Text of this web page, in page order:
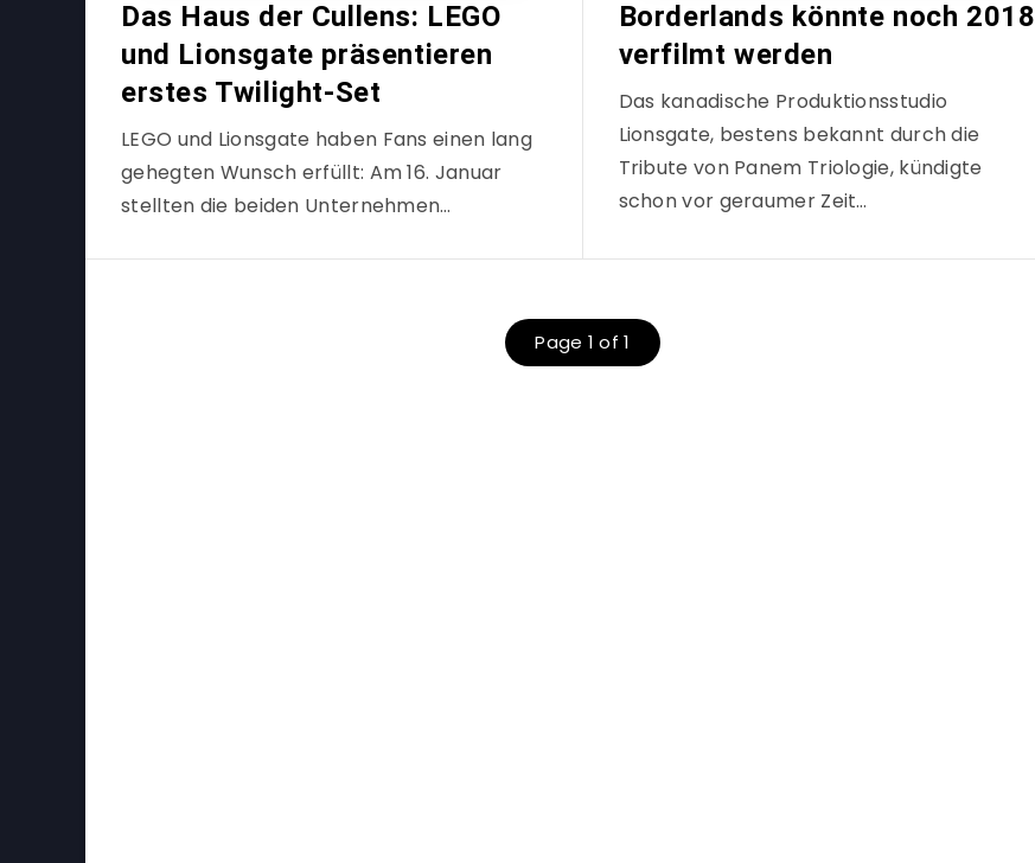
Das Haus der Cullens: LEGO
und Lionsgate präsentieren
erstes Twilight-Set
LEGO und Lionsgate haben Fans einen lang
gehegten Wunsch erfüllt: Am 16. Januar
stellten die beiden Unternehmen…
Borderlands könnte noch 2018
verfilmt werden
Das kanadische Produktionsstudio
Lionsgate, bestens bekannt durch die
Tribute von Panem Triologie, kündigte
schon vor geraumer Zeit…
Page 1 of 1